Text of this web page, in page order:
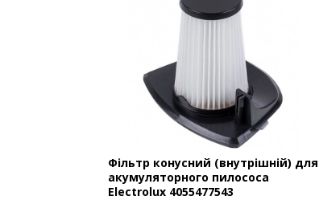
Фільтр конусний (внутрішній) для
акумуляторного пилососа
Electrolux 4055477543